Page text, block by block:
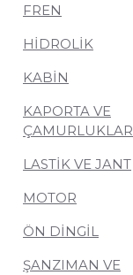
FREN
HİDROLİK
KABİN
KAPORTA VE
ÇAMURLUKLAR
LASTİK VE JANT
MOTOR
ÖN DİNGİL
ŞANZIMAN VE